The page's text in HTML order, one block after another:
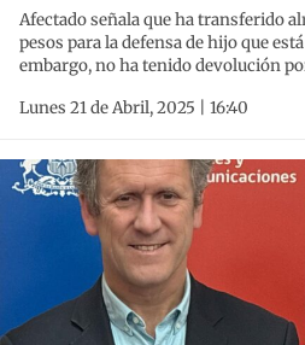
Afectado señala que ha transferido
pesos para la defensa de hijo que
embargo, no ha tenido devolución
Lunes 21 de Abril, 2025 | 16:40